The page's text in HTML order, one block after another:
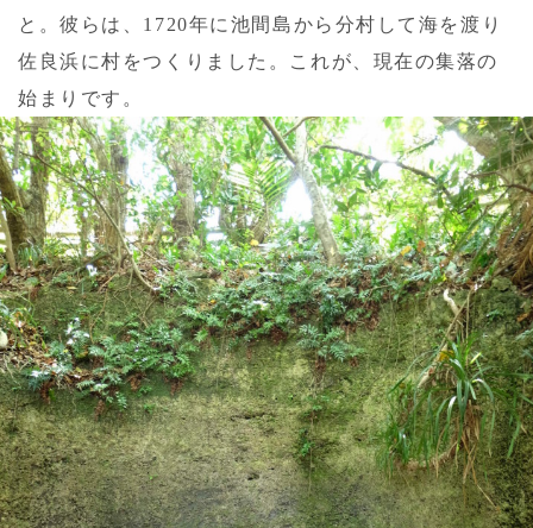
と。彼らは、1720年に池間島から分村して海を渡り
佐良浜に村をつくりました。これが、現在の集落の
始まりです。